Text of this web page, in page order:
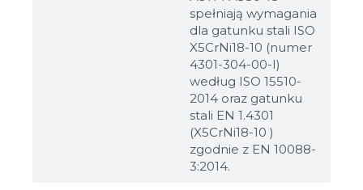
spełniają wymagania
dla gatunku stali ISO
X5CrNi18-10 (numer
4301-304-00-I)
według ISO 15510-
2014 oraz gatunku
stali EN 1.4301
(X5CrNi18-10 )
zgodnie z EN 10088-
3:2014.